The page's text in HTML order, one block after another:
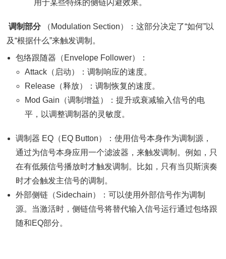
用于某些特殊的侧链闪避效果。
调制部分
（Modulation Section）：这部分决定了“如何”以
及“根据什么”来触发调制。
包络跟随器（Envelope Follower）：
Attack（启动）：调制响应的速度。
Release（释放）：调制恢复的速度。
Mod Gain（调制增益）：提升或衰减输入信号的电
平，以调整调制器的灵敏度。
调制器 EQ（EQ Button）：使用信号本身作为调制源，
通过为信号本身应用一个滤波器，来触发调制。例如，只
在有低频信号播放时才触发调制。比如，只有当贝斯演奏
时才会触发主信号的调制。
外部侧链（Sidechain）：可以使用外部信号作为调制
源。当激活时，侧链信号将替代输入信号运行通过包络跟
随和EQ部分。